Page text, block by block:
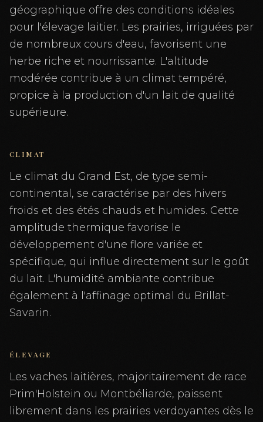
géographique offre des conditions idéales
pour l'élevage laitier. Les prairies, irriguées par
de nombreux cours d'eau, favorisent une
herbe riche et nourrissante. L'altitude
modérée contribue à un climat tempéré,
propice à la production d'un lait de qualité
supérieure.
CLIMAT
Le climat du Grand Est, de type semi-
continental, se caractérise par des hivers
froids et des étés chauds et humides. Cette
amplitude thermique favorise le
développement d'une flore variée et
spécifique, qui influe directement sur le goût
du lait. L'humidité ambiante contribue
également à l'affinage optimal du Brillat-
Savarin.
ÉLEVAGE
Les vaches laitières, majoritairement de race
Prim'Holstein ou Montbéliarde, paissent
librement dans les prairies verdoyantes dès le